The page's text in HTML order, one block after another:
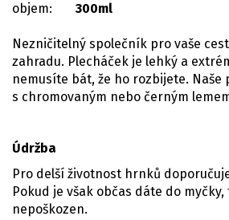
objem:
300ml
Nezničitelný společník pro vaše
zahradu. Plecháček je lehký a
nemusíte bát, že ho rozbijete. Naše
s chromovaným nebo černým
Údržba
Pro delší životnost hrnků
Pokud je však občas dáte do
nepoškozen.